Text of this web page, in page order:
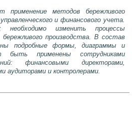
применение методов бережливого
и финансового учета.
необходимо изменить процессы
бережливого производства. В состав
подробные формы, диаграммы и
применены сотрудниками
финансовыми директорами,
аудиторами и контролерами.